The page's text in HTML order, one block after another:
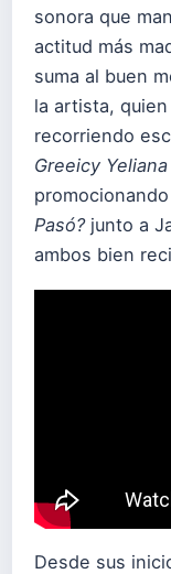
sonora que
actitud más
suma al buen
la artista,
recorriendo
Greeicy
Pasó?junto a
ambos bien
Desde sus